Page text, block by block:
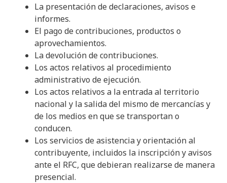
La presentación de declaraciones, avisos e
informes.
El pago de contribuciones, productos o
aprovechamientos.
La devolución de contribuciones.
Los actos relativos al procedimiento
administrativo de ejecución.
Los actos relativos a la entrada al territorio
nacional y la salida del mismo de mercancías y
de los medios en que se transportan o
conducen.
Los servicios de asistencia y orientación al
contribuyente, incluidos la inscripción y avisos
ante el RFC, que debieran realizarse de manera
presencial.